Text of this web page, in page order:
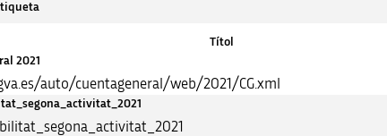
Títol
2021
auto/cuentageneral/web/2021/CG.xml